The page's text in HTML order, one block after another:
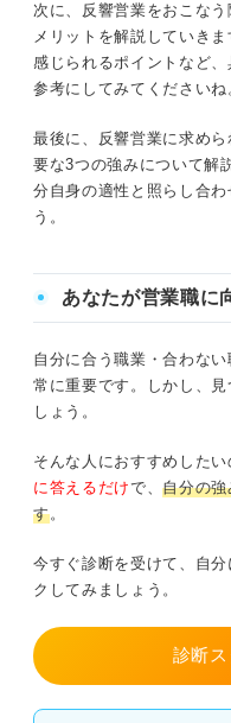
採用経験者に
コツとは
反響営業につ
次に、反響営業をおこな
メリットを解説していき
感じられるポイントなど
参考にしてみてくださいね
最後に、反響営業に求め
要な3つの強みについて解
分自身の適性と照らし合
う。
あなたが営業職に
自分に合う職業・合わな
常に重要です。しかし、
しょう。
そんな人におすすめしたい
に答えるだけで、自分の
す。
今すぐ診断を受けて、自
クしてみましょう。
診断ス
訣とは
反響営業とは？ 特徴
よう
反響営業の特徴
反響営業が多く見られ
不動産・住宅業界
自動車業界
化粧品業界
広告企画・出稿
反響・問い合わせへの
反響営業の3つのメリ